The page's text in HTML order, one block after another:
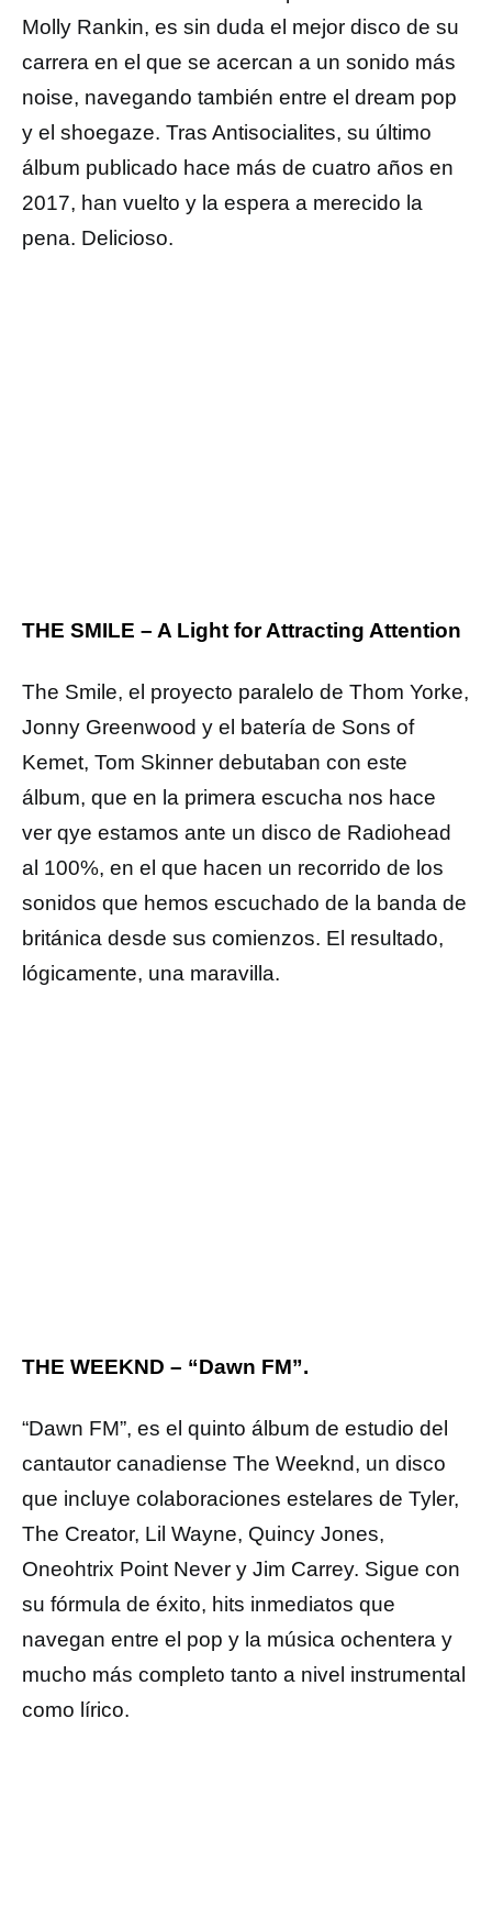
Molly Rankin, es sin duda el mejor disco de su
carrera en el que se acercan a un sonido más
noise, navegando también entre el dream pop
y el shoegaze. Tras Antisocialites, su último
álbum publicado hace más de cuatro años en
2017, han vuelto y la espera a merecido la
pena. Delicioso.
THE SMILE – A Light for Attracting Attention
The Smile, el proyecto paralelo de Thom Yorke,
Jonny Greenwood y el batería de Sons of
Kemet, Tom Skinner debutaban con este
álbum, que en la primera escucha nos hace
ver qye estamos ante un disco de Radiohead
al 100%, en el que hacen un recorrido de los
sonidos que hemos escuchado de la banda de
británica desde sus comienzos. El resultado,
lógicamente, una maravilla.
THE WEEKND – “Dawn FM”.
“Dawn FM”, es el quinto álbum de estudio del
cantautor canadiense The Weeknd, un disco
que incluye colaboraciones estelares de Tyler,
The Creator, Lil Wayne, Quincy Jones,
Oneohtrix Point Never y Jim Carrey. Sigue con
su fórmula de éxito, hits inmediatos que
navegan entre el pop y la música ochentera y
mucho más completo tanto a nivel instrumental
como lírico.